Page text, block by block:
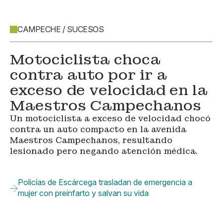
CAMPECHE / SUCESOS
Motociclista choca
contra auto por ir a
exceso de velocidad en la
Maestros Campechanos
Un motociclista a exceso de velocidad chocó
contra un auto compacto en la avenida
Maestros Campechanos, resultando
lesionado pero negando atención médica.
Policías de Escárcega trasladan de emergencia a
mujer con preinfarto y salvan su vida